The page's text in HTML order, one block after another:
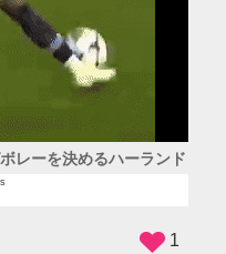
レーを決めるハーランド
1